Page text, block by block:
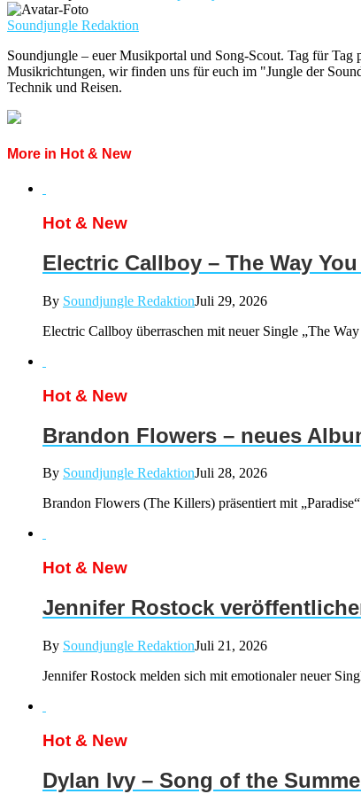
Soundjungle Redaktion
Soundjungle – euer Musikportal und Song-Scout. Tag für
Musikrichtungen, wir finden uns für euch im "Jungle der
Technik und Reisen.
More in Hot & New
Hot & New
Electric Callboy – The Way
By Soundjungle RedaktionJuli 29, 2026
Electric Callboy überraschen mit neuer Single „The
Hot & New
Brandon Flowers – neues
By Soundjungle RedaktionJuli 28, 2026
Brandon Flowers (The Killers) präsentiert mit
Hot & New
Jennifer Rostock
By Soundjungle RedaktionJuli 21, 2026
Jennifer Rostock melden sich mit emotionaler neuer
Hot & New
Dylan Ivy – Song of the